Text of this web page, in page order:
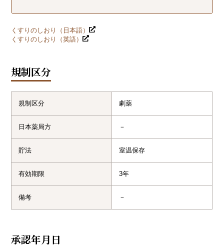
くすりのしおり（日本語）
くすりのしおり（英語）
規制区分
規制区分 劇薬
日本薬局方 －
貯法 室温保存
有効期限 3年
備考 －
承認年月日